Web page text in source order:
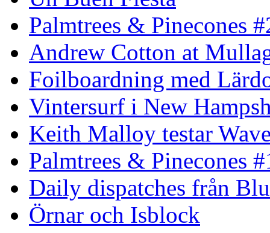
Palmtrees & Pinecones
Andrew Cotton at
Foilboardning med
Vintersurf i New
Keith Malloy testar
Palmtrees & Pinecones
Daily dispatches från
Örnar och Isblock